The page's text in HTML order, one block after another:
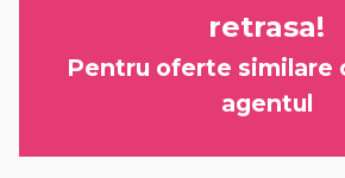
retrasa!
Pentru oferte similare
agentul